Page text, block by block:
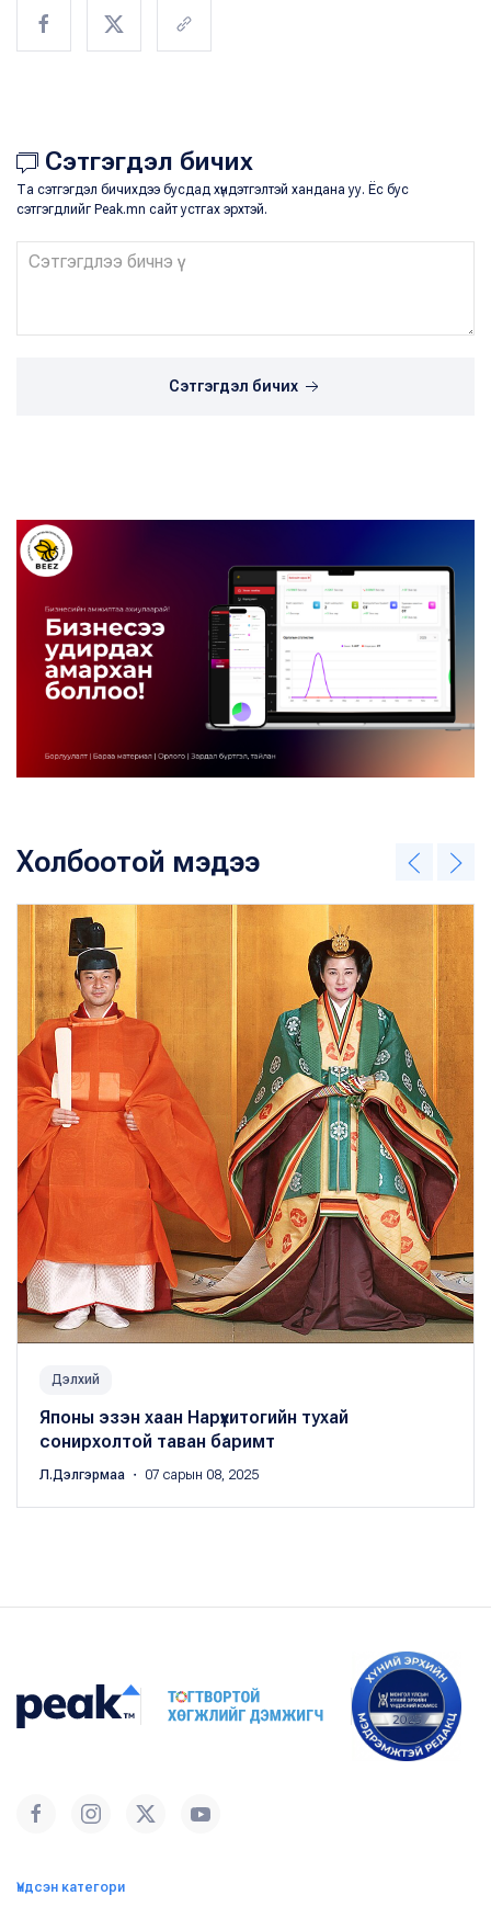
Сэтгэгдэл бичих
Та сэтгэгдэл бичихдээ бусдад хүндэтгэлтэй хандана уу. Ёс бус
сэтгэгдлийг Peak.mn сайт устгах эрхтэй.
Сэтгэгдэл бичих
Холбоотой мэдээ
Дэлхий
Японы эзэн хаан Нарүхитогийн тухай
сонирхолтой таван баримт
Л.Дэлгэрмаа ・ 07 сарын 08, 2025
Үндсэн категори